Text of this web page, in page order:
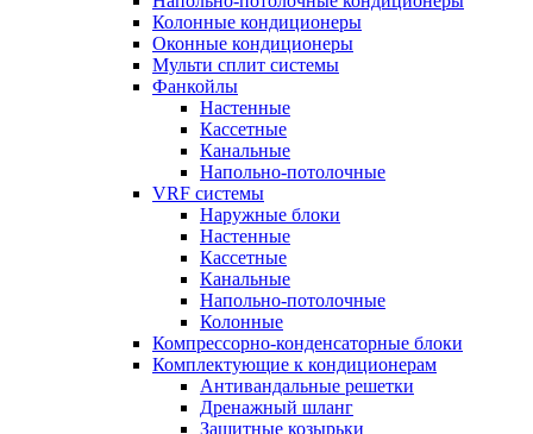
Колонные кондиционеры
Оконные кондиционеры
Мульти сплит системы
Фанкойлы
Настенные
Кассетные
Канальные
Напольно-потолочные
VRF системы
Наружные блоки
Настенные
Кассетные
Канальные
Напольно-потолочные
Колонные
Компрессорно-конденсаторные блоки
Комплектующие к кондиционерам
Антивандальные решетки
Дренажный шланг
Защитные козырьки